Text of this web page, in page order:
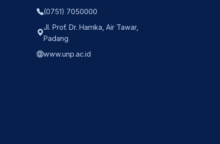
(0751) 7050000
Jl. Prof. Dr. Hamka, Air Tawar,
Padang
www.unp.ac.id